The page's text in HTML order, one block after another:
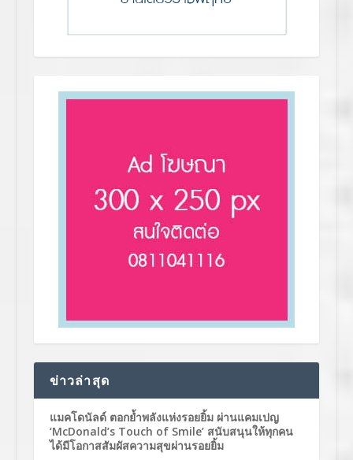
ข่าวล่าสุด
แมคโดนัลด์ ตอกย้ำพลังแห่งรอยยิ้ม ผ่านแคมเปญ
‘McDonald’s Touch of Smile’ สนับสนุนให้ทุกคน
ได้มีโอกาสสัมผัสความสุขผ่านรอยยิ้ม